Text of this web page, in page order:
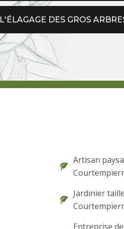
L'ÉLAGAGE DES GROS
Artisan
Jardinier
Entreprise